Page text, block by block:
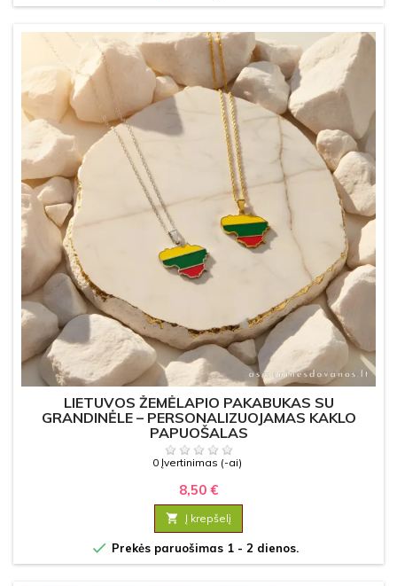
LIETUVOS ŽEMĖLAPIO PAKABUKAS SU
GRANDINĖLE – PERSONALIZUOJAMAS KAKLO
PAPUOŠALAS
0 Įvertinimas (-ai)
8,50 €
 Į krepšelį
 Prekės paruošimas 1 - 2 dienos.